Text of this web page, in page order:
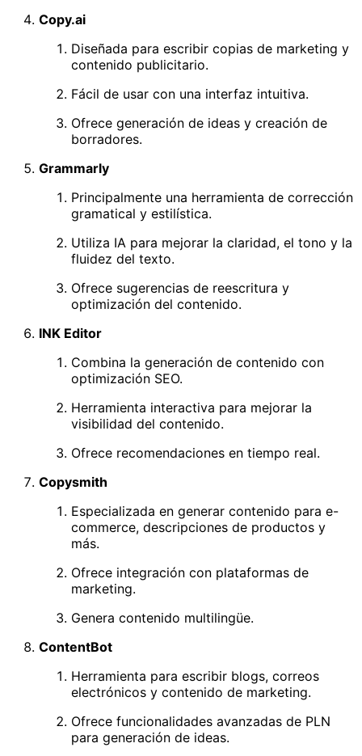
Copy.ai
Diseñada para escribir copias de marketing y
contenido publicitario.
Fácil de usar con una interfaz intuitiva.
Ofrece generación de ideas y creación de
borradores.
Grammarly
Principalmente una herramienta de corrección
gramatical y estilística.
Utiliza IA para mejorar la claridad, el tono y la
fluidez del texto.
Ofrece sugerencias de reescritura y
optimización del contenido.
INK Editor
Combina la generación de contenido con
optimización SEO.
Herramienta interactiva para mejorar la
visibilidad del contenido.
Ofrece recomendaciones en tiempo real.
Copysmith
Especializada en generar contenido para e-
commerce, descripciones de productos y
más.
Ofrece integración con plataformas de
marketing.
Genera contenido multilingüe.
ContentBot
Herramienta para escribir blogs, correos
electrónicos y contenido de marketing.
Ofrece funcionalidades avanzadas de PLN
para generación de ideas.